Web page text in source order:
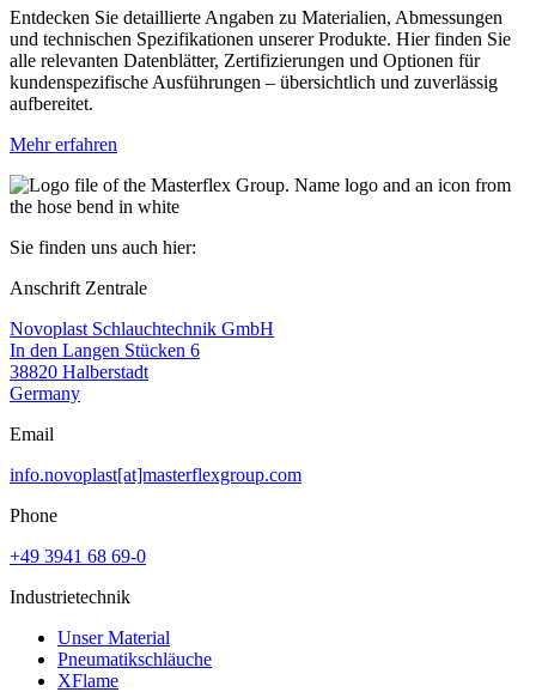
Entdecken Sie detaillierte Angaben zu Materialien, Abmessungen
und technischen Spezifikationen unserer Produkte. Hier finden Sie
alle relevanten Datenblätter, Zertifizierungen und Optionen für
kundenspezifische Ausführungen – übersichtlich und zuverlässig
aufbereitet.
Mehr erfahren
Sie finden uns auch hier:
Anschrift Zentrale
Novoplast Schlauchtechnik GmbH
In den Langen Stücken 6
38820 Halberstadt
Germany
Email
info.novoplast[at]masterflexgroup.com
Phone
+49 3941 68 69-0
Industrietechnik
Unser Material
Pneumatikschläuche
XFlame